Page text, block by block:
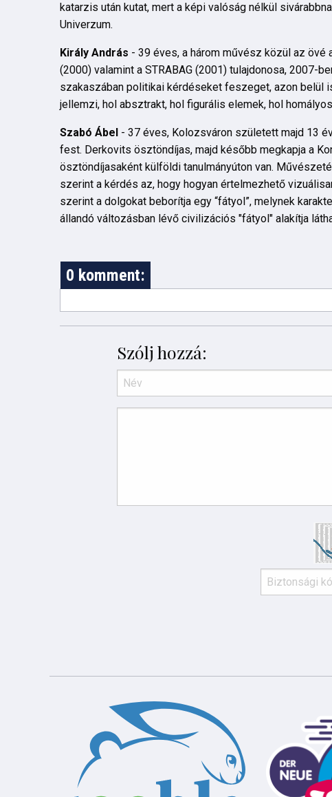
katarzis után kutat, mert a képi valóság nélkül
Univerzum.
Király András - 39 éves, a három művész közül az
(2000) valamint a STRABAG (2001) tulajdonosa, 2007-
szakaszában politikai kérdéseket feszeget, azon belül
jellemzi, hol absztrakt, hol figurális elemek, hol
Szabó Ábel - 37 éves, Kolozsváron született majd 13
fest. Derkovits ösztöndíjas, majd később megkapja a
ösztöndíjasaként külföldi tanulmányúton van.
szerint a kérdés az, hogy hogyan értelmezhető
szerint a dolgokat beborítja egy “fátyol”, melynek
állandó változásban lévő civilizációs "fátyol" alakítja
0 komment:
Szólj hozzá: